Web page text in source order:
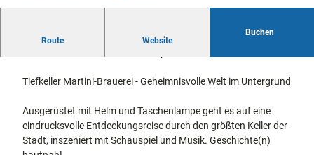
Sonde
ellung
en
Street
Kassel
Grünen
Gastronomie
Shopping
Unterkünfte
Route Website
Buchen
Kasseler Unterwelten (extended)
Tiefkeller Martini-Brauerei - Geheimnisvolle Welt im Untergrund
Ausgerüstet mit Helm und Taschenlampe geht es auf eine
eindrucksvolle Entdeckungsreise durch den größten Keller der
Stadt, inszeniert mit Schauspiel und Musik. Geschichte(n)